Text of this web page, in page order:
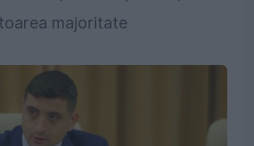
majoritate